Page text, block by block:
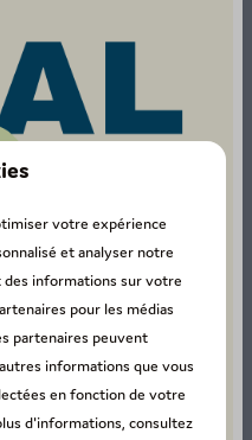
:
votre expérience
et analyser notre
des informations sur votre
pour les médias
partenaires peuvent
informations que vous
en fonction de votre
d'informations, consultez